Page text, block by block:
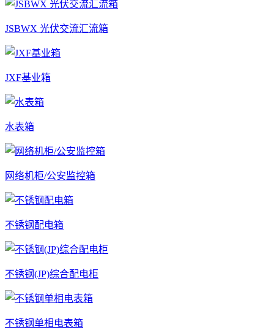
JSBWX 光伏交流汇流箱
JXF基业箱
水表箱
网络机柜/公安监控箱
不锈钢配电箱
不锈钢(JP)综合配电柜
不锈钢单相电表箱